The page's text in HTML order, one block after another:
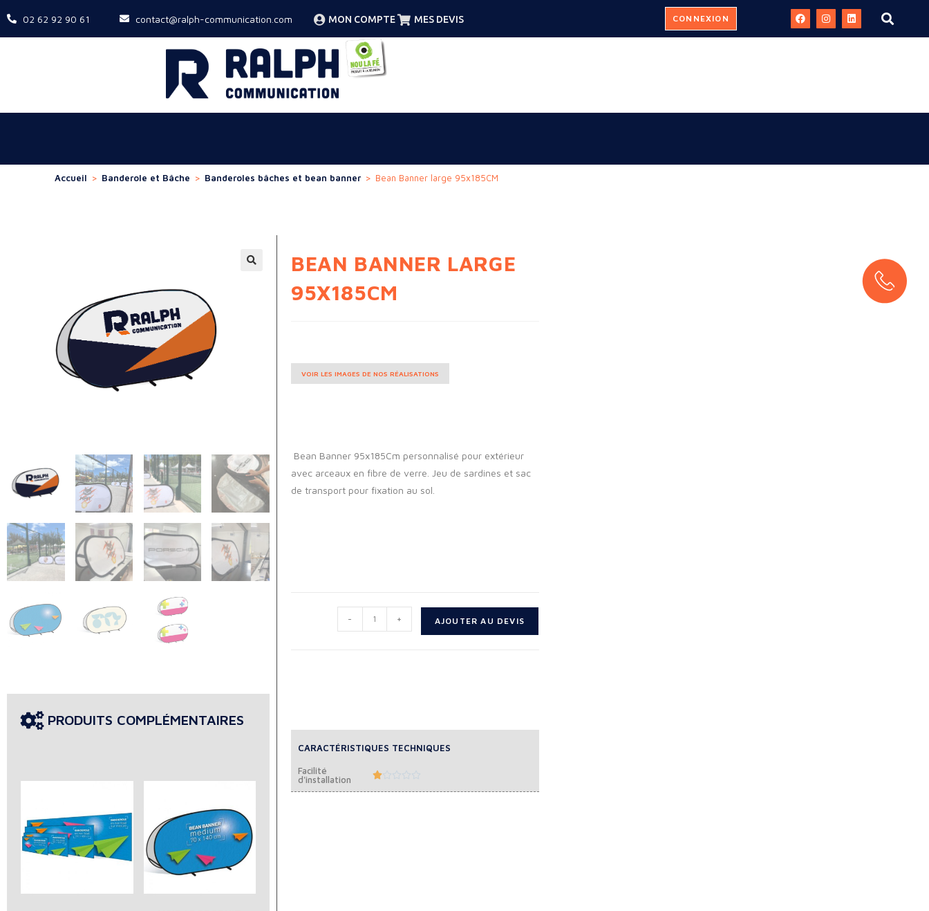
02 62 92 90 61 contact@ralph-communication.com MON COMPTE MES DEVIS CONNEXION
Accueil > Banderole et Bâche > Banderoles bâches et bean banner > Bean Banner large 95x185CM
PRODUITS COMPLÉMENTAIRES
BEAN BANNER LARGE
95X185CM
VOIR LES IMAGES DE NOS RÉALISATIONS
Bean Banner 95x185Cm personnalisé pour extérieur
avec arceaux en fibre de verre. Jeu de sardines et sac
de transport pour fixation au sol.
- + AJOUTER AU DEVIS
CARACTÉRISTIQUES TECHNIQUES
Facilité
d'installation
